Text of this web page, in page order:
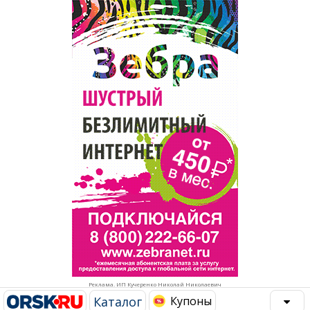
Реклама. ИП Кучеренко Николай Николаевич
Каталог Купоны
Рестораны, кафе, бары
Развлечения и отдых
Спорт Фитнес
Недвижимость
Красота Косметология
Торговля
Бизнес и финансы
Юристы, Экспертиза, Страхование
Ремонт
Социальные организации
Это интересно
Администрация
Популярное →